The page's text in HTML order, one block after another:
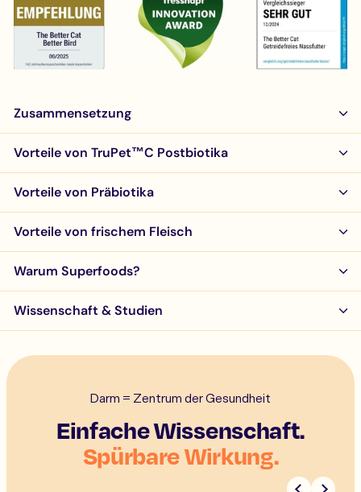
Zusammensetzung
Vorteile von TruPet™C Postbiotika
Vorteile von Präbiotika
Vorteile von frischem Fleisch
Warum Superfoods?
Wissenschaft & Studien
Darm = Zentrum der Gesundheit
Einfache Wissenschaft.
Spürbare Wirkung.